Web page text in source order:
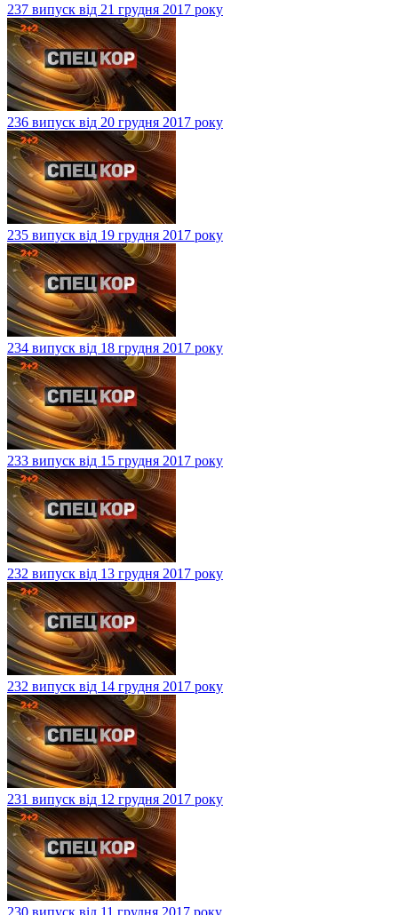
237 випуск від 21 грудня 2017 року
236 випуск від 20 грудня 2017 року
235 випуск від 19 грудня 2017 року
234 випуск від 18 грудня 2017 року
233 випуск від 15 грудня 2017 року
232 випуск від 13 грудня 2017 року
232 випуск від 14 грудня 2017 року
231 випуск від 12 грудня 2017 року
230 випуск від 11 грудня 2017 року